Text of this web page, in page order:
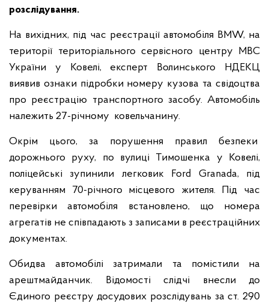
розслідування.
На вихідних, під час реєстрації автомобіля BMW, на
території територіального сервісного центру МВС
України у Ковелі, експерт Волинського НДЕКЦ
виявив ознаки підробки номеру кузова та свідоцтва
про реєстрацію транспортного засобу. Автомобіль
належить 27-річному ковельчанину.
Окрім цього, за порушення правил безпеки
дорожнього руху, по вулиці Тимошенка у Ковелі,
поліцейські зупинили легковик Ford Granada, під
керуванням 70-річного місцевого жителя. Під час
перевірки автомобіля встановлено, що номера
агрегатів не співпадають з записами в реєстраційних
документах.
Обидва автомобілі затримали та помістили на
арештмайданчик. Відомості слідчі внесли до
Єдиного реєстру досудових розслідувань за ст. 290